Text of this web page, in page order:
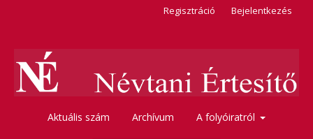
Aktuális szám Archívum A folyóiratról
Regisztráció Bejelentkezés